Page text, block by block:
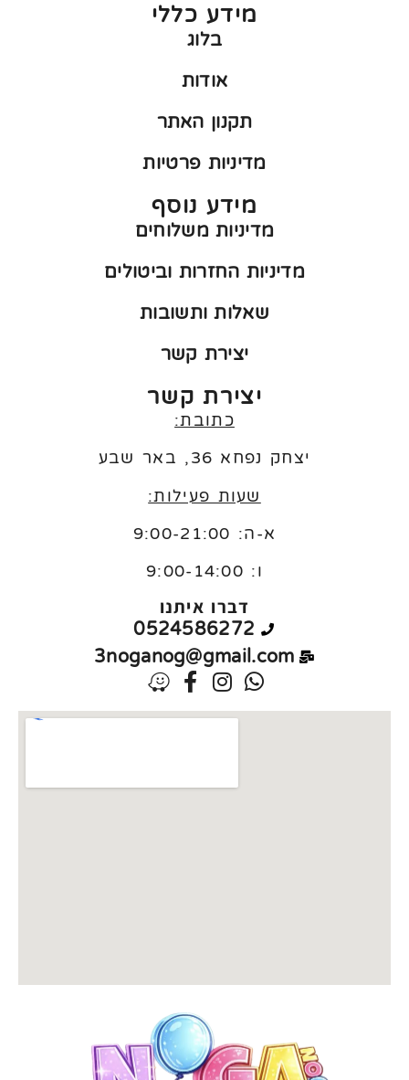
מידע כללי
בלוג
אודות
תקנון האתר
מדיניות פרטיות
מידע נוסף
מדיניות משלוחים
מדיניות החזרות וביטולים
שאלות ותשובות
יצירת קשר
יצירת קשר
כתובת:
יצחק נפחא 36, באר שבע
שעות פעילות:
א-ה: 9:00-21:00
ו: 9:00-14:00
דברו איתנו
0524586272
3noganog@gmail.com